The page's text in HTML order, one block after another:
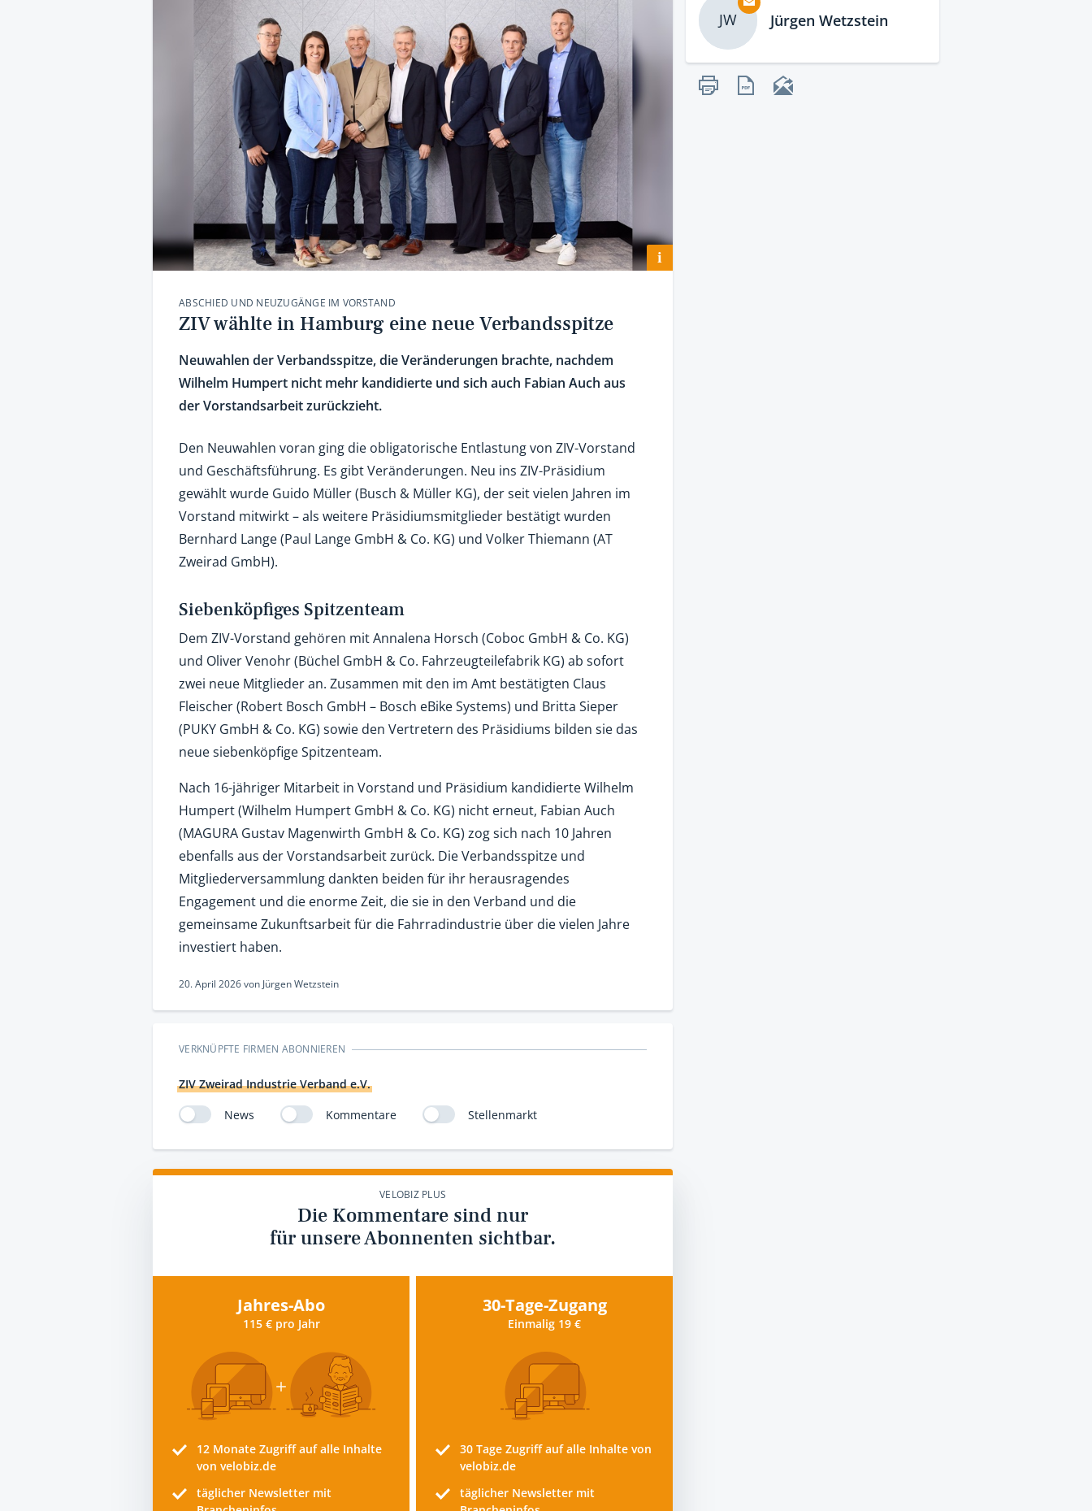
i
ABSCHIED UND NEUZUGÄNGE IM VORSTAND
ZIV wählte in Hamburg eine neue Verbandsspitze
Neuwahlen der Verbandsspitze, die Veränderungen brachte, nachdem
Wilhelm Humpert nicht mehr kandidierte und sich auch Fabian Auch aus
der Vorstandsarbeit zurückzieht.
Den Neuwahlen voran ging die obligatorische Entlastung von ZIV-Vorstand
und Geschäftsführung. Es gibt Veränderungen. Neu ins ZIV-Präsidium
gewählt wurde Guido Müller (Busch & Müller KG), der seit vielen Jahren im
Vorstand mitwirkt – als weitere Präsidiumsmitglieder bestätigt wurden
Bernhard Lange (Paul Lange GmbH & Co. KG) und Volker Thiemann (AT
Zweirad GmbH).
Siebenköpfiges Spitzenteam
Dem ZIV-Vorstand gehören mit Annalena Horsch (Coboc GmbH & Co. KG)
und Oliver Venohr (Büchel GmbH & Co. Fahrzeugteilefabrik KG) ab sofort
zwei neue Mitglieder an. Zusammen mit den im Amt bestätigten Claus
Fleischer (Robert Bosch GmbH – Bosch eBike Systems) und Britta Sieper
(PUKY GmbH & Co. KG) sowie den Vertretern des Präsidiums bilden sie das
neue siebenköpfige Spitzenteam.
Nach 16-jähriger Mitarbeit in Vorstand und Präsidium kandidierte Wilhelm
Humpert (Wilhelm Humpert GmbH & Co. KG) nicht erneut, Fabian Auch
(MAGURA Gustav Magenwirth GmbH & Co. KG) zog sich nach 10 Jahren
ebenfalls aus der Vorstandsarbeit zurück. Die Verbandsspitze und
Mitgliederversammlung dankten beiden für ihr herausragendes
Engagement und die enorme Zeit, die sie in den Verband und die
gemeinsame Zukunftsarbeit für die Fahrradindustrie über die vielen Jahre
investiert haben.
20. April 2026von Jürgen Wetzstein
VERKNÜPFTE FIRMEN ABONNIEREN
ZIV Zweirad Industrie Verband e.V.
News
Kommentare Stellenmarkt
VELOBIZ PLUS
Die Kommentare sind nur
für unsere Abonnenten sichtbar.
Jahres-Abo
115 € pro Jahr
12 Monate Zugriff auf alle Inhalte
von velobiz.de
täglicher Newsletter mit
30-Tage-Zugang
Einmalig 19 €
30 Tage Zugriff auf alle Inhalte von
velobiz.de
täglicher Newsletter mit
JW Jürgen Wetzstein